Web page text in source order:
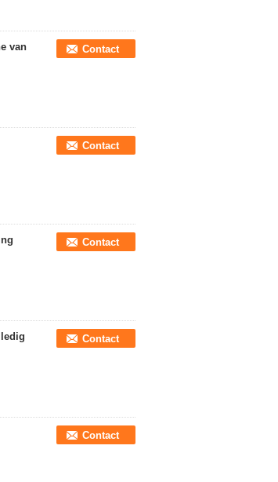
van
Contact
Contact
Contact
Contact
Contact